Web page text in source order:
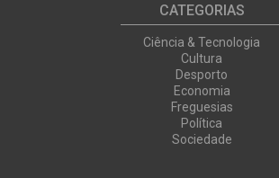
CATEGORIAS
Ciência & Tecnologia
Cultura
Desporto
Economia
Freguesias
Política
Sociedade